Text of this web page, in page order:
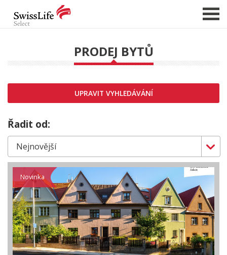
NABÍDKA NEMOVITOSTÍ
CHCI PRODAT / PRONAJMOUT
HLÍDAT NOVÉ NABÍDKY
CHCI OCENIT NEMOVITOST
O NÁS
REFERENCE
SLUŽBY
KARIÉRA
FINANCOVÁNÍ / HYPOTÉKA
KONTAKT
PRODEJ BYTŮ
UPRAVIT VYHLEDÁVÁNÍ
Řadit od:
Novinka